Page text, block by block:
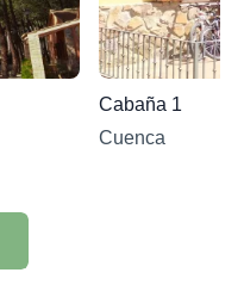
Cabaña 1
Cuenca